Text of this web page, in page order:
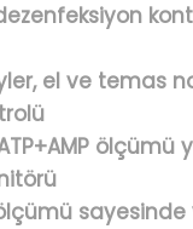
el ve temas
ölçümü
sayesinde